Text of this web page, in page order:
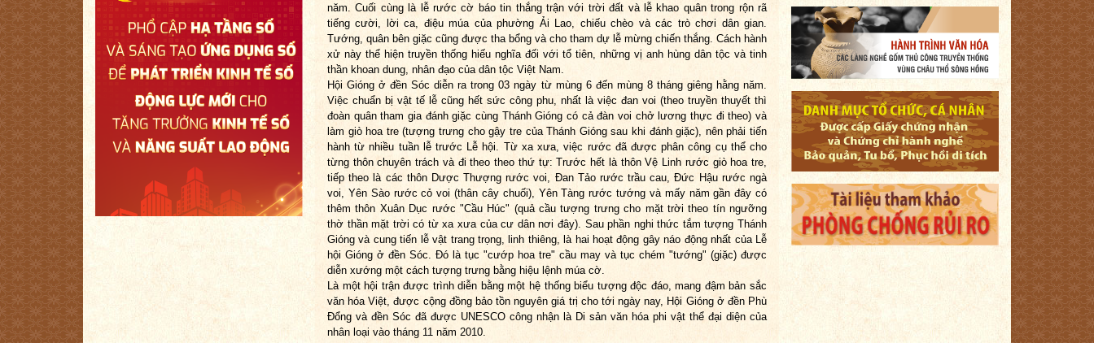
năm. Cuối cùng là lễ rước cờ báo tin thắng trận với trời đất và lễ khao quân trong rộn rã
tiếng cười, lời ca, điệu múa của phường Ải Lao, chiếu chèo và các trò chơi dân gian.
Tướng, quân bên giặc cũng được tha bổng và cho tham dự lễ mừng chiến thắng. Cách hành
xử này thể hiện truyền thống hiếu nghĩa đối với tổ tiên, những vị anh hùng dân tộc và tinh
thần khoan dung, nhân đạo của dân tộc Việt Nam.
Hội Gióng ở đền Sóc diễn ra trong 03 ngày từ mùng 6 đến mùng 8 tháng giêng hằng năm.
Việc chuẩn bị vật tế lễ cũng hết sức công phu, nhất là việc đan voi (theo truyền thuyết thì
đoàn quân tham gia đánh giặc cùng Thánh Gióng có cả đàn voi chở lương thực đi theo) và
làm giò hoa tre (tượng trưng cho gậy tre của Thánh Gióng sau khi đánh giặc), nên phải tiến
hành từ nhiều tuần lễ trước Lễ hội. Từ xa xưa, việc rước đã được phân công cụ thể cho
từng thôn chuyên trách và đi theo theo thứ tự: Trước hết là thôn Vệ Linh rước giò hoa tre,
tiếp theo là các thôn Dược Thượng rước voi, Đan Tảo rước trầu cau, Đức Hậu rước ngà
voi, Yên Sào rước cỏ voi (thân cây chuối), Yên Tàng rước tướng và mấy năm gần đây có
thêm thôn Xuân Dục rước "Cầu Húc" (quả cầu tượng trưng cho mặt trời theo tín ngưỡng
thờ thần mặt trời có từ xa xưa của cư dân nơi đây). Sau phần nghi thức tắm tượng Thánh
Gióng và cung tiến lễ vật trang trọng, linh thiêng, là hai hoạt động gây náo động nhất của Lễ
hội Gióng ở đền Sóc. Đó là tục "cướp hoa tre" cầu may và tục chém "tướng" (giặc) được
diễn xướng một cách tượng trưng bằng hiệu lệnh múa cờ.
Là một hội trận được trình diễn bằng một hệ thống biểu tượng độc đáo, mang đậm bản sắc
văn hóa Việt, được cộng đồng bảo tồn nguyên giá trị cho tới ngày nay, Hội Gióng ở đền Phù
Đổng và đền Sóc đã được UNESCO công nhận là Di sản văn hóa phi vật thể đại diện của
nhân loại vào tháng 11 năm 2010.